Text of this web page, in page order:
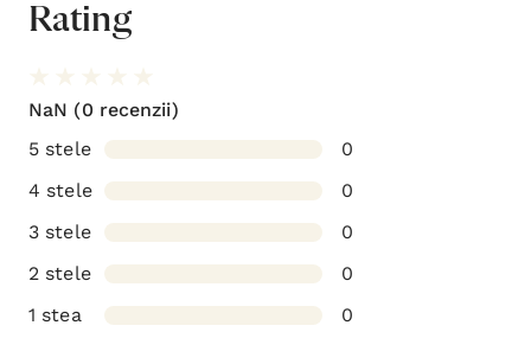
Rating
NaN (0 recenzii)
5 stele
0
4 stele
0
3 stele
0
2 stele
0
1 stea
0